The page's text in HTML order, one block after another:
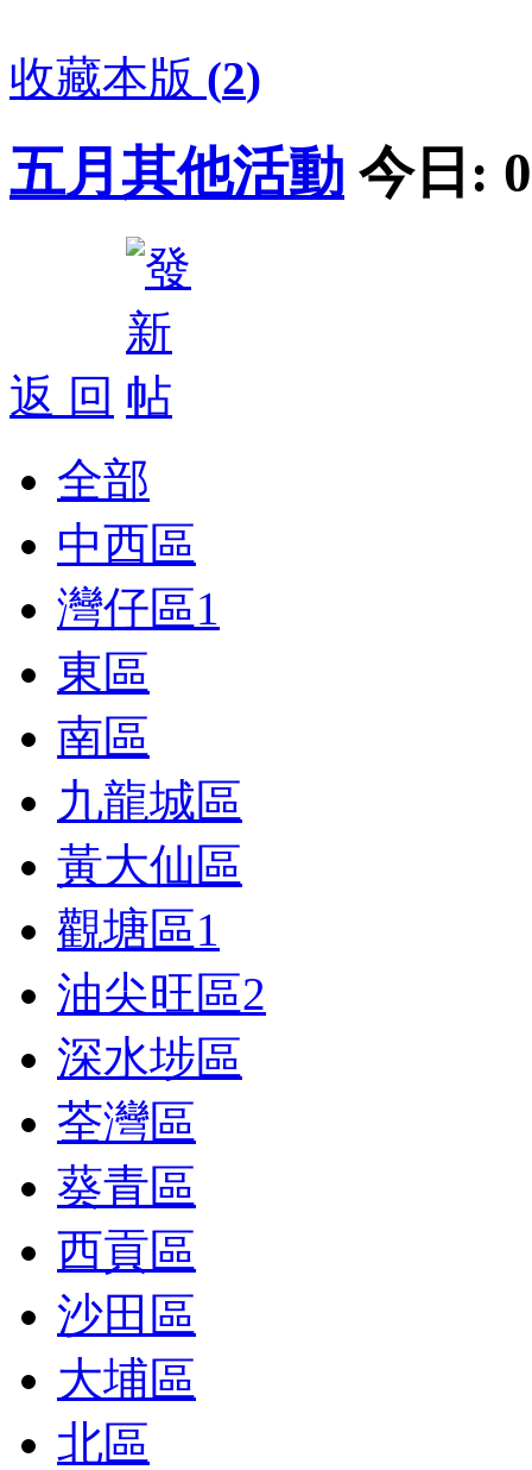
收藏本版 (2)
五月其他活動 今日: 0
返 回
全部
中西區
灣仔區1
東區
南區
九龍城區
黃大仙區
觀塘區1
油尖旺區2
深水埗區
荃灣區
葵青區
西貢區
沙田區
大埔區
北區